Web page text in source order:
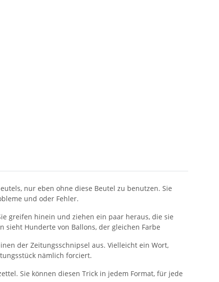
nur eben ohne diese Beutel zu benutzen. Sie
Probleme und oder Fehler.
greifen hinein und ziehen ein paar heraus, die sie
sieht Hunderte von Ballons, der gleichen Farbe
der Zeitungsschnipsel aus. Vielleicht ein Wort,
nämlich forciert.
Sie können diesen Trick in jedem Format, für jede